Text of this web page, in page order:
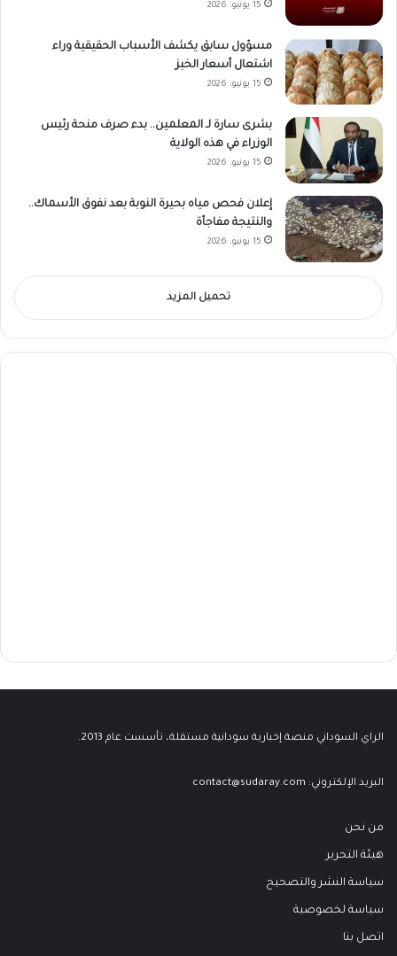
15 يونيو، 2026
مسؤول سابق يكشف الأسباب الحقيقية وراء
اشتعال أسعار الخبز
15 يونيو، 2026
بشرى سارة لـ المعلمين.. بدء صرف منحة رئيس
الوزراء في هذه الولاية
15 يونيو، 2026
إعلان فحص مياه بحيرة النوبة بعد نفوق الأسماك..
والنتيجة مفاجأة
15 يونيو، 2026
تحميل المزيد
الراي السوداني منصة إخبارية سودانية مستقلة، تأسست عام 2013.
البريد الإلكتروني: contact@sudaray.com
من نحن
هيئة التحرير
سياسة النشر والتصحيح
سياسة لخصوصية
اتصل بنا